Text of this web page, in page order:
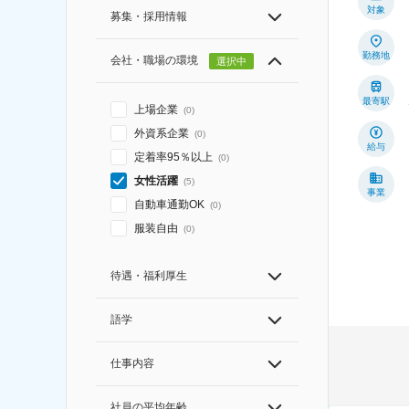
募集・採用情報
会社・職場の環境 選択中
上場企業 (0)
外資系企業 (0)
定着率95％以上 (0)
女性活躍 (5)
自動車通勤OK (0)
服装自由 (0)
待遇・福利厚生
語学
仕事内容
対象
勤務地
最寄駅
給与
事業